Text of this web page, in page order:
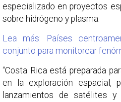
especializado en proyectos
sobre hidrógeno y plasma.
Lea más: Países
conjunto para monitorear
“Costa Rica está preparada
en la exploración espacial,
lanzamientos de satélites